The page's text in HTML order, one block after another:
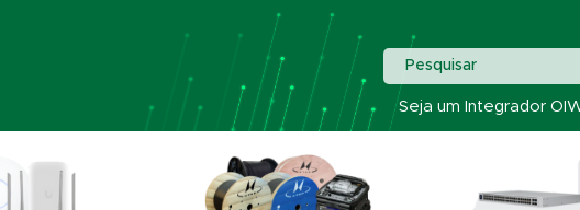
Seja um Integrador
Pesquisar